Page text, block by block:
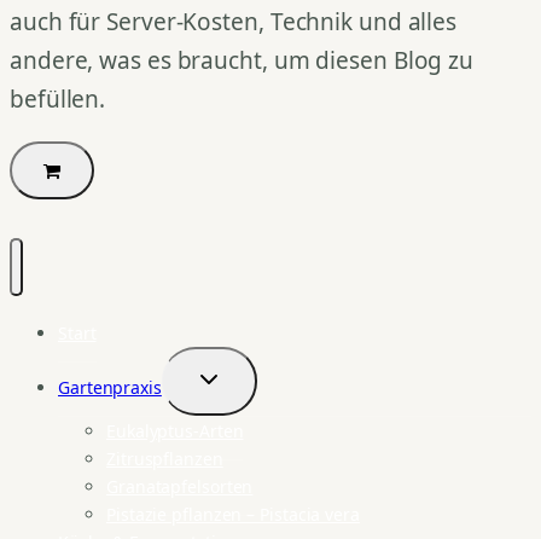
auch für Server-Kosten, Technik und alles
andere, was es braucht, um diesen Blog zu
befüllen.
Gartenpraxis
Untermenü
umschalten